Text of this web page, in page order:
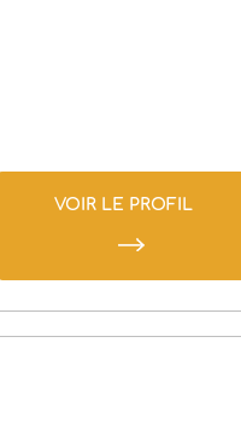
VOIR LE PROFIL